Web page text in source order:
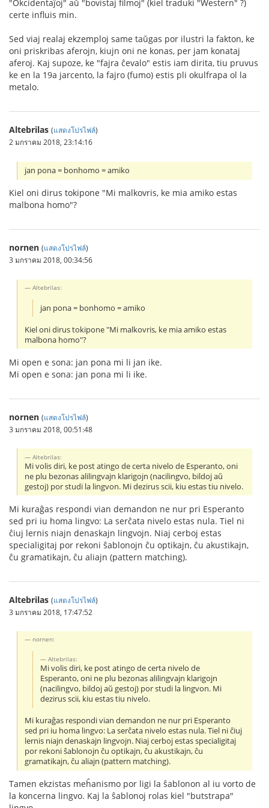
"Okcidentaĵoj" aŭ "bovistaj filmoj" (kiel traduki "Western" ?)
certe influis min.
Sed viaj realaj ekzemploj same taŭgas por ilustri la fakton, ke
oni priskribas aferojn, kiujn oni ne konas, per jam konataj
aferoj. Kaj supoze, ke "fajra ĉevalo" estis iam dirita, tiu pruvus
ke en la 19a jarcento, la fajro (fumo) estis pli okulfrapa ol la
metalo.
Altebrilas (แสดงโปรไฟล์)
2 มกราคม 2018, 23:14:16
jan pona = bonhomo = amiko
Kiel oni dirus tokipone "Mi malkovris, ke mia amiko estas
malbona homo"?
nornen (แสดงโปรไฟล์)
3 มกราคม 2018, 00:34:56
Altebrilas:
jan pona = bonhomo = amiko
Kiel oni dirus tokipone "Mi malkovris, ke mia amiko estas
malbona homo"?
Mi open e sona: jan pona mi li jan ike.
Mi open e sona: jan pona mi li ike.
nornen (แสดงโปรไฟล์)
3 มกราคม 2018, 00:51:48
Altebrilas:
Mi volis diri, ke post atingo de certa nivelo de Esperanto, oni
ne plu bezonas alilingvajn klarigojn (nacilingvo, bildoj aŭ
gestoj) por studi la lingvon. Mi dezirus scii, kiu estas tiu nivelo.
Mi kuraĝas respondi vian demandon ne nur pri Esperanto
sed pri iu homa lingvo: La serĉata nivelo estas nula. Tiel ni
ĉiuj lernis niajn denaskajn lingvojn. Niaj cerboj estas
specialigitaj por rekoni ŝablonojn ĉu optikajn, ĉu akustikajn,
ĉu gramatikajn, ĉu aliajn (pattern matching).
Altebrilas (แสดงโปรไฟล์)
3 มกราคม 2018, 17:47:52
nornen:
Altebrilas:
Mi volis diri, ke post atingo de certa nivelo de
Esperanto, oni ne plu bezonas alilingvajn klarigojn
(nacilingvo, bildoj aŭ gestoj) por studi la lingvon. Mi
dezirus scii, kiu estas tiu nivelo.
Mi kuraĝas respondi vian demandon ne nur pri Esperanto
sed pri iu homa lingvo: La serĉata nivelo estas nula. Tiel ni ĉiuj
lernis niajn denaskajn lingvojn. Niaj cerboj estas specialigitaj
por rekoni ŝablonojn ĉu optikajn, ĉu akustikajn, ĉu
gramatikajn, ĉu aliajn (pattern matching).
Tamen ekzistas meĥanismo por ligi la ŝablonon al iu vorto de
la koncerna lingvo. Kaj la ŝablonoj rolas kiel "butstrapa"